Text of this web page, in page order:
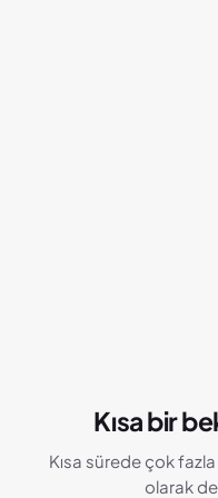
Kısa bir
Kısa sürede çok
olarak